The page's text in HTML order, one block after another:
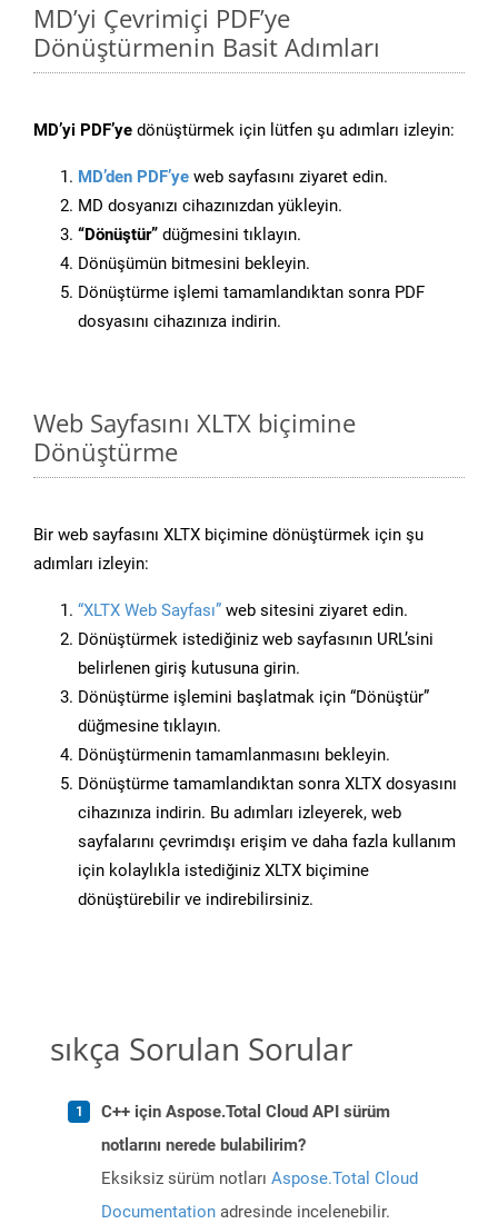
MD’yi Çevrimiçi PDF’ye
Dönüştürmenin Basit Adımları
MD’yi PDF’ye dönüştürmek için lütfen şu adımları izleyin:
MD’den PDF’ye web sayfasını ziyaret edin.
MD dosyanızı cihazınızdan yükleyin.
“Dönüştür” düğmesini tıklayın.
Dönüşümün bitmesini bekleyin.
Dönüştürme işlemi tamamlandıktan sonra PDF
dosyasını cihazınıza indirin.
Web Sayfasını XLTX biçimine
Dönüştürme
Bir web sayfasını XLTX biçimine dönüştürmek için şu
adımları izleyin:
“XLTX Web Sayfası” web sitesini ziyaret edin.
Dönüştürmek istediğiniz web sayfasının URL’sini
belirlenen giriş kutusuna girin.
Dönüştürme işlemini başlatmak için “Dönüştür”
düğmesine tıklayın.
Dönüştürmenin tamamlanmasını bekleyin.
Dönüştürme tamamlandıktan sonra XLTX dosyasını
cihazınıza indirin. Bu adımları izleyerek, web
sayfalarını çevrimdışı erişim ve daha fazla kullanım
için kolaylıkla istediğiniz XLTX biçimine
dönüştürebilir ve indirebilirsiniz.
sıkça Sorulan Sorular
C++ için Aspose.Total Cloud API sürüm
notlarını nerede bulabilirim?
Eksiksiz sürüm notları Aspose.Total Cloud
Documentation adresinde incelenebilir.